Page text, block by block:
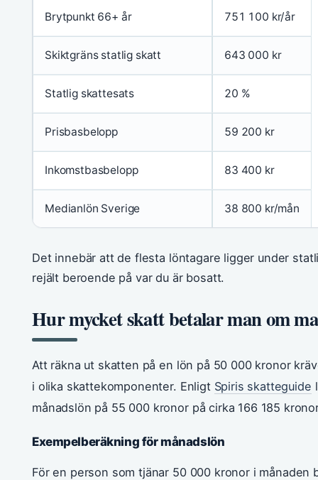
Brytpunkt 66+ år 751 100 kr/år
Skiktgräns statlig skatt 643 000 kr
Statlig skattesats 20 %
Prisbasbelopp 59 200 kr
Inkomstbasbelopp 83 400 kr
Medianlön Sverige 38 800 kr/mån
Det innebär att de flesta löntagare ligger under
rejält beroende på var du är bosatt.
Hur mycket skatt betalar man om
Att räkna ut skatten på en lön på 50 000 kronor
i olika skattekomponenter. Enligt Spiris skatteguide
månadslön på 55 000 kronor på cirka 166 185
Exempelberäkning för månadslön
För en person som tjänar 50 000 kronor i